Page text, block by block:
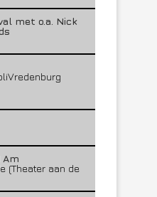
met o.a. Nick
Am
(Theater aan de